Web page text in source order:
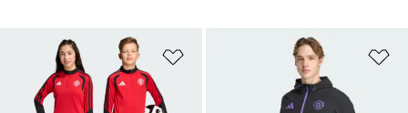
Ajouter à la Liste de produits